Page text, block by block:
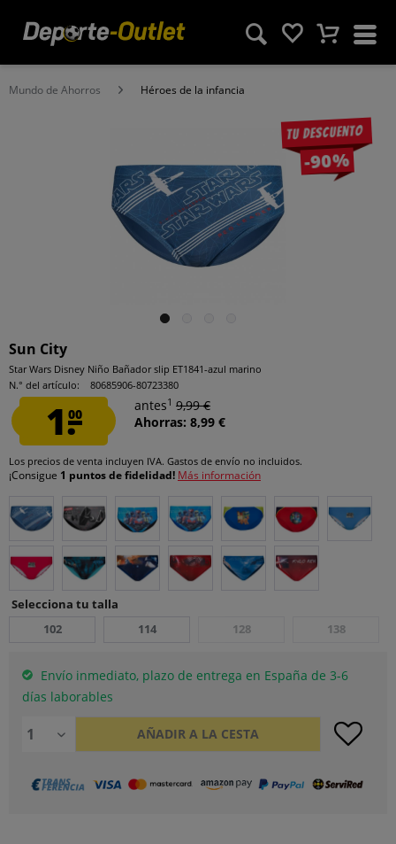
Mundo de Ahorros Héroes de la infancia
Tu descuento
-90%
Sun City
Star Wars Disney Niño Bañador slip ET1841-azul marino
N.° del artículo:
80685906-80723380
1.00
antes1 9,99 €
Ahorras: 8,99 €
Los precios de venta incluyen IVA. Gastos de envío no incluidos.
¡Consigue 1 puntos de fidelidad! Más información
Selecciona tu talla
102
114 128 138
Envío inmediato, plazo de entrega en España de 3-6
días laborables
AÑADIR A LA CESTA